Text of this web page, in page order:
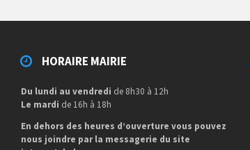
HORAIRE MAIRIE
Du lundi au vendredi de 8h30 à 12h
Le mardi de 16h à 18h
En dehors des heures d’ouverture vous pouvez
nous joindre par la messagerie du site